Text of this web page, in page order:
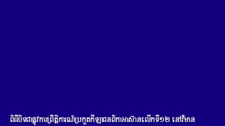
ពិធីបិទជាផ្លូវការព្រឹត្តិការណ៍ប្រកួតកីឡាជនពិកាអាស៊ានលើកទី១២ នៅវិមាន